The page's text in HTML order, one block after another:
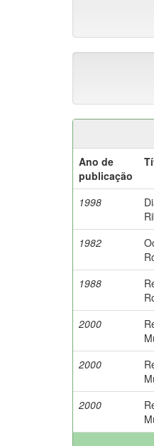
Ano de
publicação
1998
1982
1988
2000
2000
2000